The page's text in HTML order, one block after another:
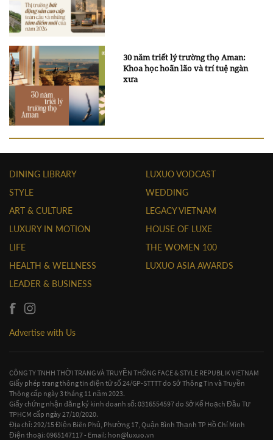
30 năm triết lý trường thọ Aman:
Khoa học hoãn lão và trí tuệ ngàn
xưa
DINING LIBRARY
STYLE
ART & CULTURE
LUXURY IN MOTION
LIFE
HEALTH & WELLNESS
LEADER & BUSINESS
LUXUO VODCAST
WEDDING
LEGACY VIETNAM
HOUSE OF LUXE
THE WOMEN 100
LUXUO ASIA AWARDS
Advertise with Us
CÔNG TY TNHH THỜI TRANG VÀ TRUYỀN THÔNG FACE & STYLE REPUBLIK VIETNAM
Giấy phép trang thông tin điện tử số 24/GP-STTTT do Sở Thông Tin và Truyền
Thông cấp ngày 3 tháng 11 năm 2023.
Giấy chứng nhận đăng ký kinh doanh số: 0316554597 do Sở Kế Hoạch Đầu Tư
TPHCM cấp ngày 27/10/2020.
Địa chỉ: 292/15 Điện Biên Phủ, Phường 17, Quận Bình Thạnh TP Hồ Chí Minh
Điện thoại: 0965147117 - Email: hon@luxuo.vn